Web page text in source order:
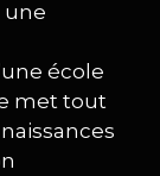
une
école
met tout